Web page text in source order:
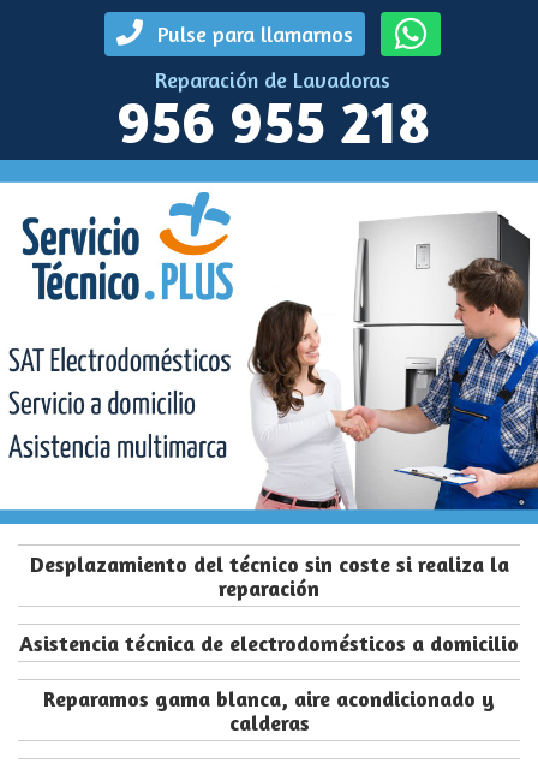
Pulse para llamarnos
Reparación de Lavadoras
956 955 218
Desplazamiento del técnico sin coste si realiza la
reparación
Asistencia técnica de electrodomésticos a domicilio
Reparamos gama blanca, aire acondicionado y
calderas